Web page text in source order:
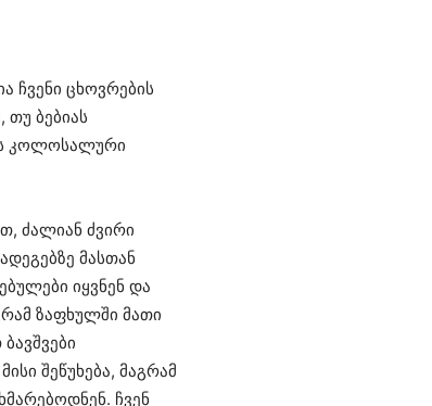
ჩვენი ცხოვრების
ბებიას
კოლოსალური
ძალიან ძვირი
მასთან
იყვნენ და
ზაფხულში მათი
შეწუხება, მაგრამ
ჩვენ